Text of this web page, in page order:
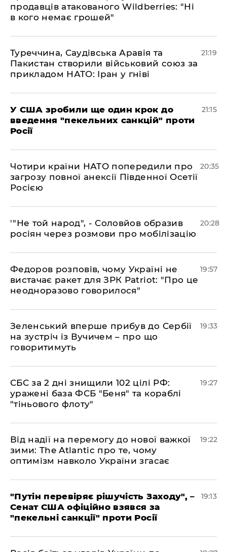
продавців атакованого Wildberries: "Ні
в кого немає грошей"
​Туреччина, Саудівська Аравія та
Пакистан створили військовий союз за
прикладом НАТО: Іран у гніві
21:19
​У США зробили ще один крок до
введення "пекельних санкцій" проти
Росії
21:15
​Чотири країни НАТО попередили про
загрозу повної анексії Південної Осетії
Росією
20:35
​'"Не той народ", - Соловйов образив
росіян через розмови про мобілізацію
20:28
​Федоров розповів, чому Україні не
вистачає ракет для ЗРК Patriot: "Про це
неодноразово говорилося"
19:57
​Зеленський вперше прибув до Сербії
на зустріч із Вучичем – про що
говоритимуть
19:33
​СБС за 2 дні знищили 102 цілі РФ:
уражені база ФСБ "Беня" та кораблі
"тіньового флоту"
19:27
​Від надії на перемогу до нової важкої
зими: The Atlantic про те, чому
оптимізм навколо України згасає
19:22
​"Путін перевіряє рішучість Заходу", –
Сенат США офіційно взявся за
"пекельні санкції" проти Росії
19:13